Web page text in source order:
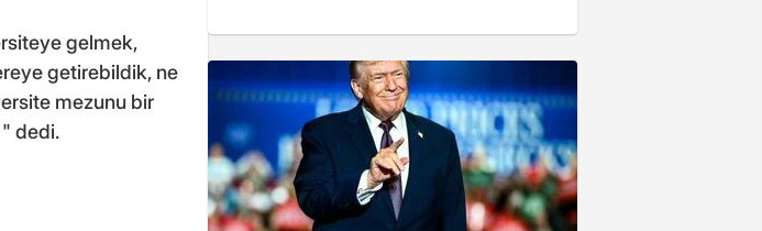
gelmek,
getirebildik, ne
mezunu bir
dedi.